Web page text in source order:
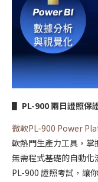
▋ PL-900 兩日證照保
微軟PL-900 Power
軟熱門生產力工具，
無需程式基礎的自動
PL-900 證照考試，讓